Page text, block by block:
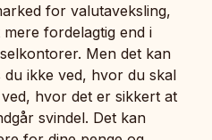
for valutaveksling,
fordelagtig end i
Men det kan
ikke ved, hvor du skal
hvor det er sikkert at
svindel. Det kan